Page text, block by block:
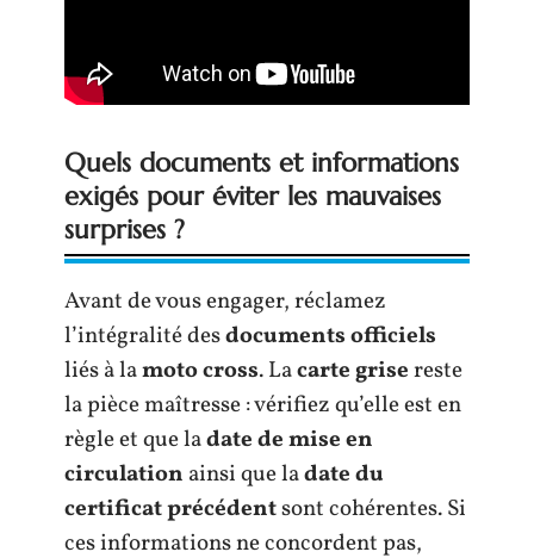
Quels documents et informations
exigés pour éviter les mauvaises
surprises ?
Avant de vous engager, réclamez
l’intégralité desdocuments officiels
liés à lamoto cross. Lacarte grisereste
la pièce maîtresse : vérifiez qu’elle est en
règle et que ladate de mise en
circulation ainsi que ladate du
certificat précédentsont cohérentes. Si
ces informations ne concordent pas,